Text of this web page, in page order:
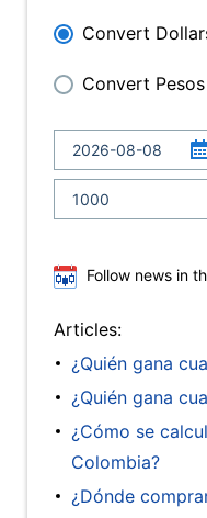
Convert
Convert
Follow news in
Articles:
¿Quién gana
¿Quién gana
¿Cómo se
Colombia?
¿Dónde